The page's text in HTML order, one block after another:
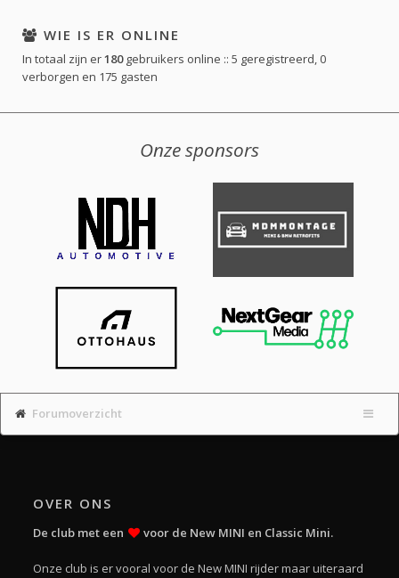
WIE IS ER ONLINE
In totaal zijn er180gebruikers online :: 5 geregistreerd, 0
verborgen en 175 gasten
Onze sponsors
Forumoverzicht
OVER ONS
De club met een voor de New MINI en Classic Mini.
Onze club is er vooral voor de New MINI rijder maar uiteraard